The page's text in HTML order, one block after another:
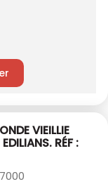
VIEILLIE
EDILIANS. RÉF :